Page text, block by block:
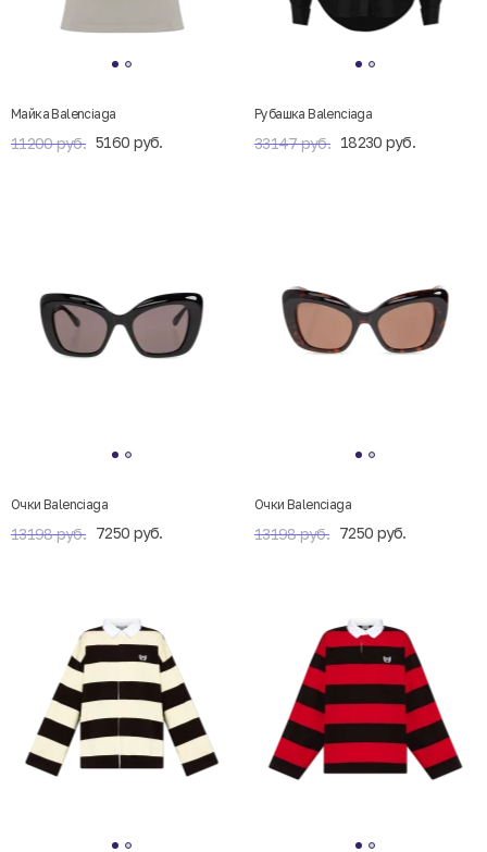
Майка Balenciaga
11200 руб. 5160 руб.
Рубашка Balenciaga
33147 руб. 18230 руб.
Очки Balenciaga
13198 руб. 7250 руб.
Очки Balenciaga
13198 руб. 7250 руб.